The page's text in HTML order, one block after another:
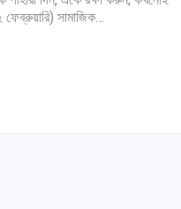
সামাজিক…